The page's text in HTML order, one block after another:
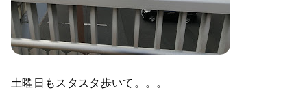
土曜日もスタスタ歩いて。。。